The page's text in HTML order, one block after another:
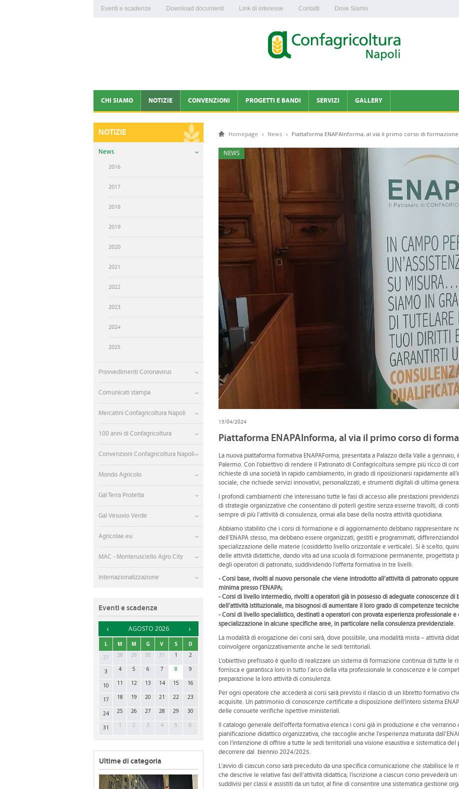
Eventi e scadenze Download documenti Link di interesse Contatti Dove Siamo
CHI SIAMO
PRESENTAZIONE
ORGANI DIRIGENTI
STAFF
PATRONATO E CAF
EMERGENZA CORONAVIRUS
NOTIZIE
NEWS
PROVVEDIMENTI CORONAVIRUS
MERCATINI CONFAGRICOLTURA NAPOLI
CONVENZIONI CONFAGRICOLTURA NAPOLI
MAC - MONTERUSCIELLO AGRO CITY
CONVENZIONI PROGETTI E BANDI SERVIZI GALLERY
NOTIZIE
News
2016
2017
2018
2019
2020
2021
2022
2023
2024
2025
Provvedimenti Coronavirus
Comunicati stampa
Mercatini Confagricoltura Napoli
100 anni di Confagricoltura
Convenzioni Confagricoltura Napoli
Mondo Agricolo
Gal Terra Protetta
Gal Vesuvio Verde
Agricolae.eu
MAC - Monterusciello Agro City
Internazionalizzazione
Eventi e scadenze
AGOSTO 2026 ►
L M M G V S
D
27
28 29 30 31 1 2
3 4 5 6 7 8 9
10 11 12 13 14 15 16
17 18 19 20 21 22 23
24 25 26 27 28 29 30
31 1 2 3 4 5 6
Ultime di categoria
Homepage › News › Piattaforma ENAPAInforma, al via il primo corso di formazione
NEWS
15/04/2024
Piattaforma ENAPAInforma, al via il primo corso di
La nuova piattaforma formativa ENAPAForma, presentata a Palazzo della Valle a
Palermo. Con l’obiettivo di rendere il Patronato di Confagricoltura sempre più ricco di
richieste di una società in rapido cambiamento, in grado di riposizionarsi rapidamente
sociale, che richiede servizi innovativi, personalizzati, e strumenti digitali di ultima
I profondi cambiamenti che interessano tutte le fasi di accesso alle prestazioni
di strategie organizzative che consentano di poterli gestire senza esserne travolti, di
sempre di più l’attività di consulenza, ormai alla base della nostra attività quotidiana.
Abbiamo stabilito che i corsi di formazione e di aggiornamento debbano rappresentare
dell’ENAPA stesso, ma debbano essere organizzati, gestiti e programmati,
specializzazione delle materie (cosiddetto livello orizzontale e verticale). Si è scelto,
delle attività didattiche, dando vita ad una scuola di formazione permanente, progettata
degli operatori di patronato, suddividendo l’offerta formativa in tre livelli:
- Corsi base, rivolti al nuovo personale che viene introdotto all’attività di patronato
minima presso l’ENAPA;
- Corsi di livello intermedio, rivolti a operatori già in possesso di adeguate conoscenze
dell’attività istituzionale, ma bisognosi di aumentare il loro grado di competenze
- Corsi di livello specialistico, destinati a operatori con provata esperienza professionale
specializzazione in alcune specifiche aree, in particolare nella consulenza previdenziale.
La modalità di erogazione dei corsi sarà, dove possibile, una modalità mista – attività
coinvolgere organizzativamente anche le sedi territoriali.
L’obiettivo prefissato è quello di realizzare un sistema di formazione continua di tutte le
fornisca e garantisca loro in tutto l’arco della vita professionale le conoscenze e le
preparazione la loro attività di consulenza.
Per ogni operatore che accederà ai corsi sarà previsto il rilascio di un libretto formativo
acquisite. Un patrimonio di conoscenze certificate a disposizione dell’intero sistema
delle consuete verifiche ispettive ministeriali.
Il catalogo generale dell’offerta formativa elenca i corsi già in produzione e che
pianificazione didattico organizzativa, che raccoglie anche l’esperienza maturata
con l’intenzione di offrire a tutte le sedi territoriali una visione esaustiva e sistematica
decorrere dal biennio 2024/2025.
L’avvio di ciascun corso sarà preceduto da una specifica comunicazione che stabilisce le
che descrive le relative fasi dell’attività didattica; l’iscrizione a ciascun corso prevederà
suddivisi per classi e assistiti da un tutor, al fine di consentire una sistematica gestione